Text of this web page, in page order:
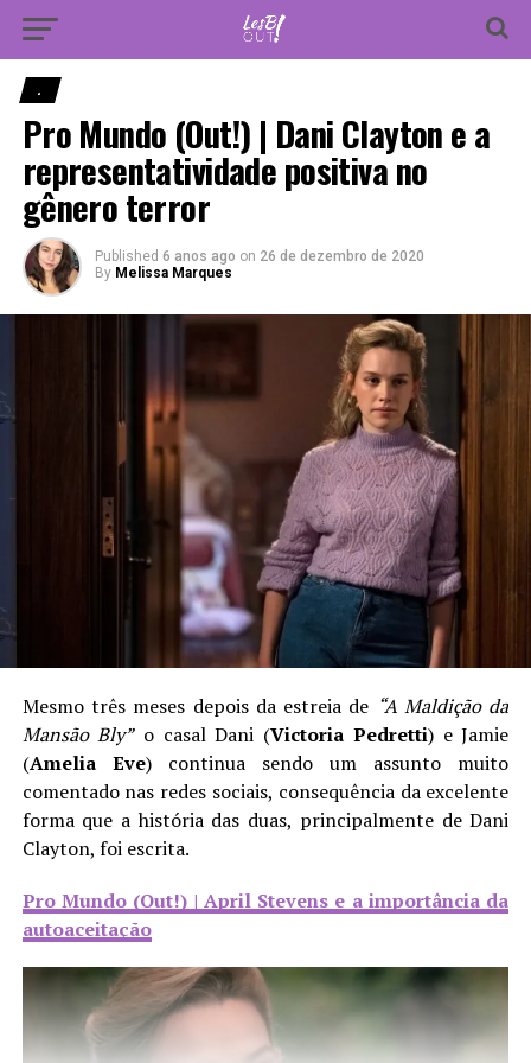
.
Pro Mundo (Out!) | Dani Clayton e a
representatividade positiva no
gênero terror
Published 6 anos ago on 26 de dezembro de 2020
By Melissa Marques
Mesmo três meses depois da estreia de “A Maldição da
Mansão Bly”o casal Dani (Victoria Pedretti) e Jamie
(Amelia Eve) continua sendo um assunto muito
comentado nas redes sociais, consequência da excelente
forma que a história das duas, principalmente de Dani
Clayton, foi escrita.
Pro Mundo (Out!) | April Stevens e a importância da
autoaceitação
Vá para versão mobile